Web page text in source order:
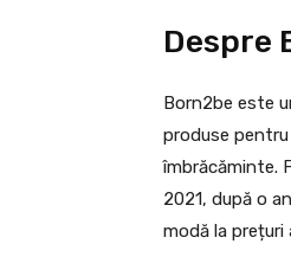
Despre
Born2be este
produse
îmbrăcăminte.
2021, după o
modă la prețuri